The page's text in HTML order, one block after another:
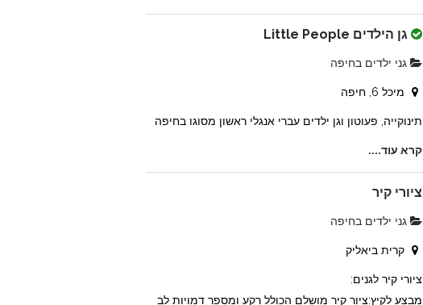
גן הילדים Little People
גני ילדים בחיפה
מיכל 6, חיפה
תינוקייה, פעוטון וגן ילדים עברי אנגלי ראשון מסוגו בחיפה
קרא עוד....
ציורי קיר
גני ילדים בחיפה
קרית ביאליק
ציורי קיר לגנים:
מבצע לקיץ:ציור קיר מושלם הכולל רקע ומספר דמויות לב